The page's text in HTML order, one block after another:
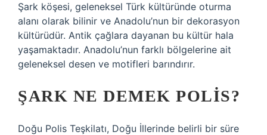
Şark köşesi, geleneksel Türk kültüründe oturma
alanı olarak bilinir ve Anadolu’nun bir dekorasyon
kültürüdür. Antik çağlara dayanan bu kültür hala
yaşamaktadır. Anadolu’nun farklı bölgelerine ait
geleneksel desen ve motifleri barındırır.
ŞARK NE DEMEK POLIS?
Doğu Polis Teşkilatı, Doğu İllerinde belirli bir süre